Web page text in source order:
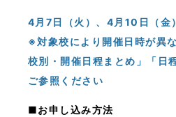
4月7日（火）、4月10日（金）
※対象校により開催日時が異
校別・開催日程まとめ」「日
ご参照ください
■お申し込み方法